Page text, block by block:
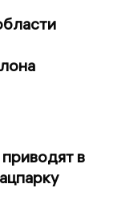
в